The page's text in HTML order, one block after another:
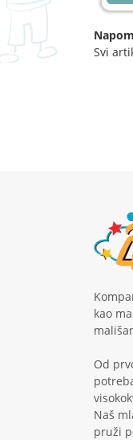
Svi
kao
Od
Naš
pruži